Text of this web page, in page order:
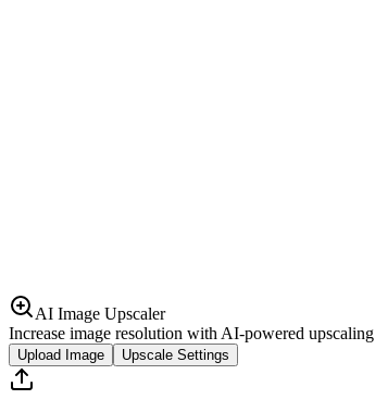
AI Image Upscaler
Increase image resolution with AI-powered upscaling
Upload Image Upscale Settings